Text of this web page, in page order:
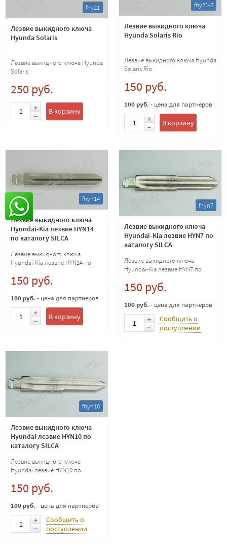
fhy21
Лезвие выкидного ключа
Hyunda Solaris
Лезвие выкидного ключа Hyunda
Solaris
250 руб.
В корзину
fhy21-2
Лезвие выкидного ключа
Hyunda Solaris Rio
Лезвие выкидного ключа Hyunda
Solaris Rio
150 руб.
100 руб. - цена для партнеров
В корзину
fhyn14
Лезвие выкидного ключа
Hyundai-Kia лезвие HYN14
по каталогу SILCA
Лезвие выкидного ключа
Hyundai-Kia лезвие HYN14 по
150 руб.
100 руб. - цена для партнеров
В корзину
fhyn7
Лезвие выкидного ключа
Hyundai-Kia лезвие HYN7 по
каталогу SILCA
Лезвие выкидного ключа
Hyundai-Kia лезвие HYN7 по
150 руб.
100 руб. - цена для партнеров
Сообщить о
поступлении
fhyn10
Лезвие выкидного ключа
Hyundai лезвие HYN10 по
каталогу SILCA
Лезвие выкидного ключа
Hyundai лезвие HYN10 по
150 руб.
100 руб. - цена для партнеров
Сообщить о
поступлении